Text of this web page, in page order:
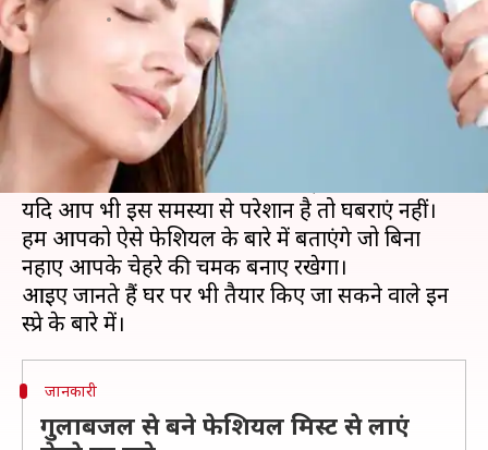
लेखन Dec 23, 2019 10:07 am
क्या है खबर?
कई लोग सर्दी के माैसम में नहाने से बचते हैं, खास कर उस
समय जब बात सुबह के समय नहाने की होती है।
ठंडे पानी के बारे में सोचते ही रोंगटे खड़े हो जाते हैं।
यदि आप भी इस समस्या से परेशान है तो घबराएं नहीं।
हम आपको ऐसे फेशियल के बारे में बताएंगे जो बिना
नहाए आपके चेहरे की चमक बनाए रखेगा।
आइए जानते हैं घर पर भी तैयार किए जा सकने वाले इन
जानकारी
गुलाबजल से बने फेशियल मिस्ट से लाएं